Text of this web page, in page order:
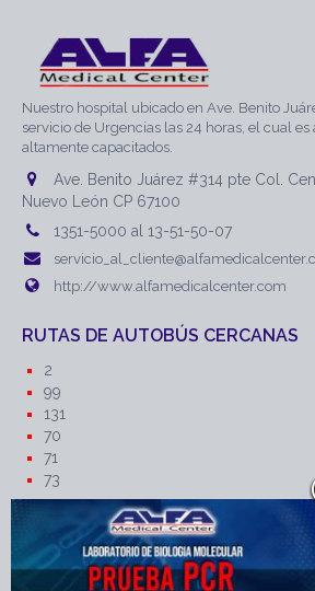
Nuestro hospital ubicado en Ave. Benito
servicio de Urgencias las 24 horas, el cual
altamente capacitados.
Ave. Benito Juárez #314 pte Col.
Nuevo León CP 67100
1351-5000 al 13-51-50-07
http://www.alfamedicalcenter.com
RUTAS DE AUTOBÚS CERCANAS
2
99
131
70
71
73
RUTAS DE AUTOBÚS CERCANAS
Intervia
Zaragoza